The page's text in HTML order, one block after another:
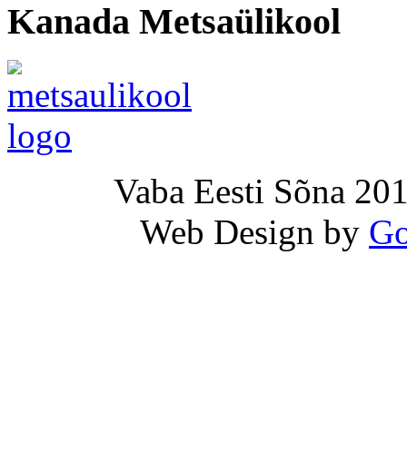
Kanada Metsaülikool
Vaba Eesti Sõna
Web Design by